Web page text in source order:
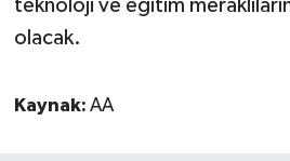
teknoloji ve eğitim
olacak.
Kaynak: AA